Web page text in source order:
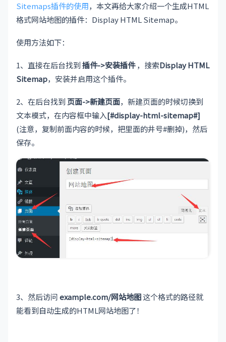
Sitemaps插件的使用，本文再给大家介绍一个生成HTML
格式网站地图的插件：Display HTML Sitemap。
使用方法如下：
1、直接在后台找到插件->安装插件，搜索Display HTML
Sitemap，安装并启用这个插件。
2、在后台找到 页面->新建页面，新建页面的时候切换到
文本模式，在内容框中输入[#display-html-sitemap#]
(注意，复制前面内容的时候，把里面的井号#删掉)，然后
保存。
3、然后访问example.com/网站地图这个格式的路径就
能看到自动生成的HTML网站地图了！